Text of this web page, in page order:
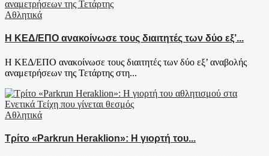
Αθλητικά
Η ΚΕΔ/ΕΠΟ ανακοίνωσε τους διαιτητές των δύο εξ’...
Η ΚΕΔ/ΕΠΟ ανακοίνωσε τους διαιτητές των δύο εξ’ αναβολής
αναμετρήσεων της Τετάρτης στη...
Αθλητικά
Τρίτο «Parkrun Heraklion»: Η γιορτή του...